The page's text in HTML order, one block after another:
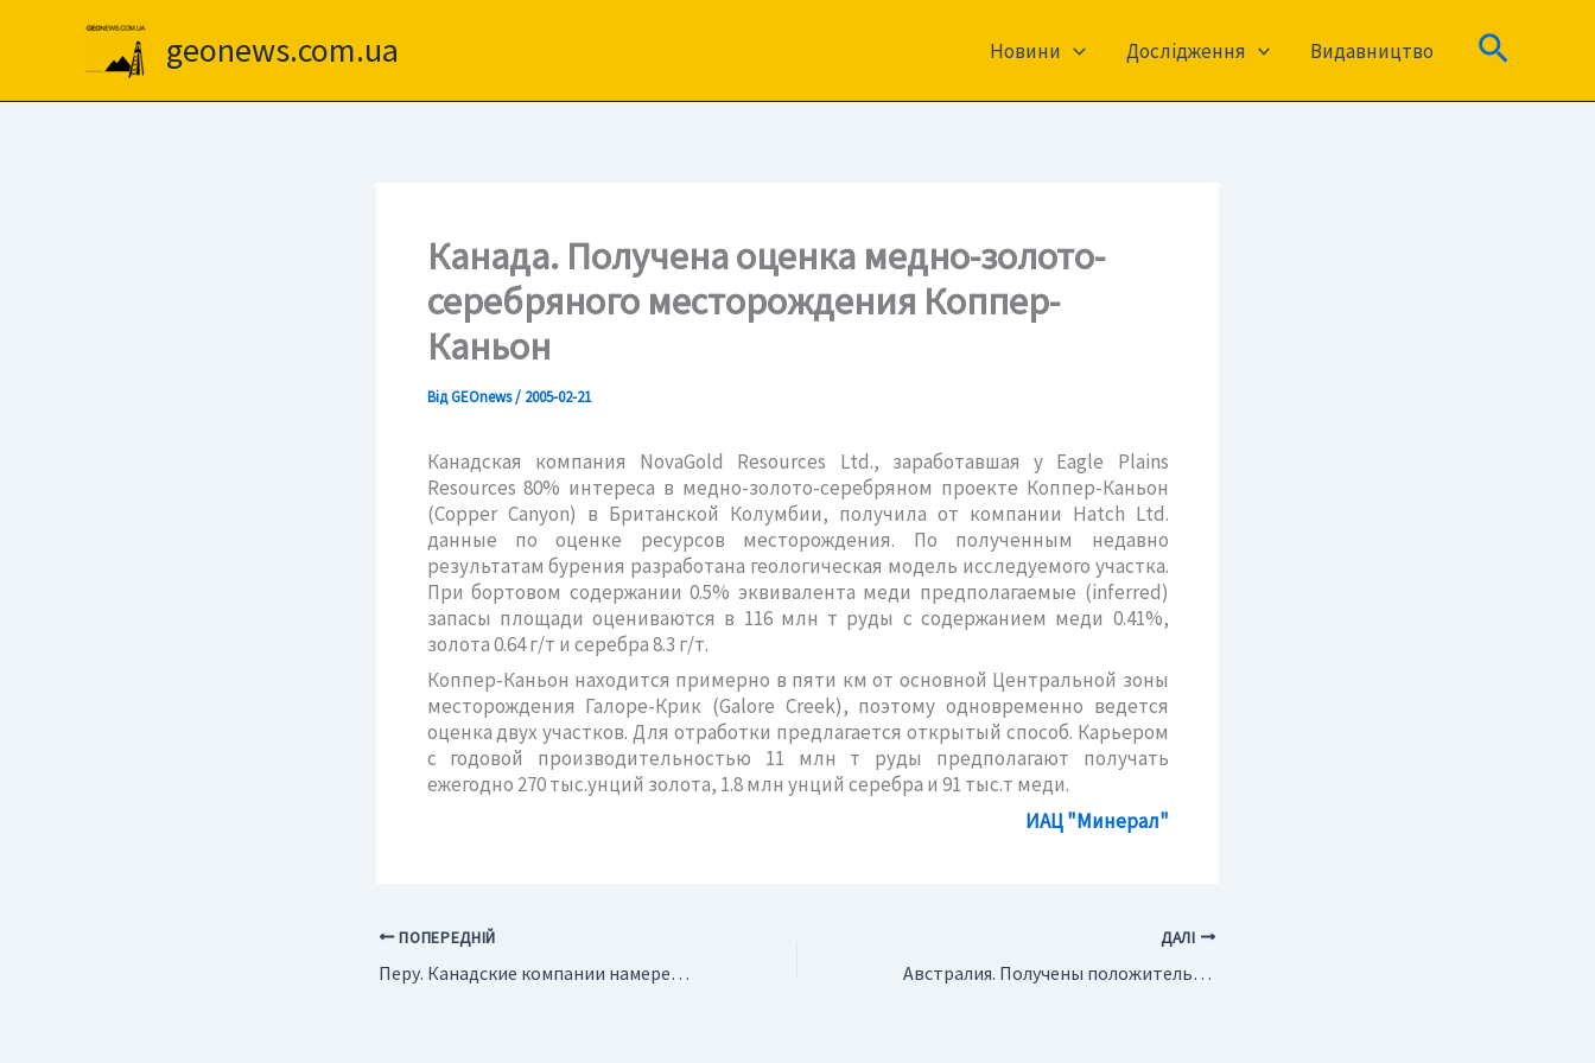
geonews.com.ua Новини Дослідження Видавництво Пошук
Канада. Получена оценка медно-золото-
серебряного месторождения Коппер-
Каньон
ВідGEOnews/ 2005-02-21
Канадская компания NovaGold Resources Ltd., заработавшая у Eagle Plains
Resources 80% интереса в медно-золото-серебряном проекте Коппер-Каньон
(Copper Canyon) в Британской Колумбии, получила от компании Hatch Ltd.
данные по оценке ресурсов месторождения. По полученным недавно
результатам бурения разработана геологическая модель исследуемого участка.
При бортовом содержании 0.5% эквивалента меди предполагаемые (inferred)
запасы площади оцениваются в 116 млн т руды с содержанием меди 0.41%,
золота 0.64 г/т и серебра 8.3 г/т.
Коппер-Каньон находится примерно в пяти км от основной Центральной зоны
месторождения Галоре-Крик (Galore Creek), поэтому одновременно ведется
оценка двух участков. Для отработки предлагается открытый способ. Карьером
с годовой производительностью 11 млн т руды предполагают получать
ежегодно 270 тыс.унций золота, 1.8 млн унций серебра и 91 тыс.т меди.
ИАЦ "Минерал"
ПОПЕРЕДНІЙ
Перу. Канадские компании намерены осваивать месторождение Махистраль
ДАЛІ
Австралия. Получены положительные результаты ТЭО медного проекта Ягуар